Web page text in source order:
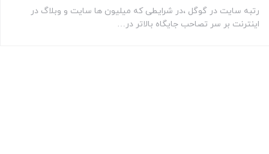
رتبه سایت در گوگل ،در شرایطی که میلیون ها سایت و وبلاگ در
اینترنت بر سر تصاحب جایگاه بالاتر در…